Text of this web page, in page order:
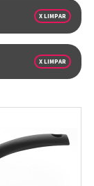
X LIMPAR
X LIMPAR